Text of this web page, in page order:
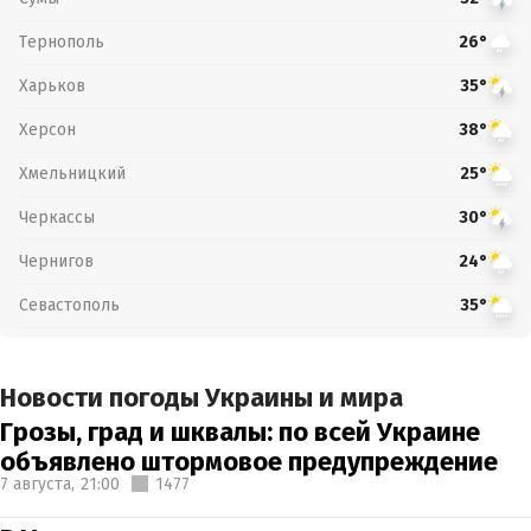
Тернополь 26°
Харьков 35°
Херсон 38°
Хмельницкий 25°
Черкассы 30°
Чернигов 24°
Севастополь 35°
Новости погоды Украины и мира
Грозы, град и шквалы: по всей Украине
объявлено штормовое предупреждение
7 августа, 21:00 1477